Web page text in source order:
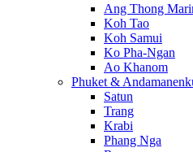
Ang Thong
Koh Tao
Koh Samui
Ko Pha-Ngan
Ao Khanom
Phuket &
Satun
Trang
Krabi
Phang Nga